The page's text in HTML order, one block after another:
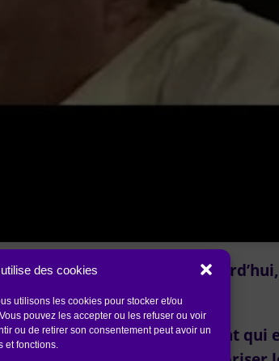
des cookies
utilisons les cookies pour stocker et/ou
pouvez les accepter ou les refuser ou voir
ou de retirer son consentement peut avoir un
et fonctions.
m’affectent encore
mon enfant intérieur.
petit à petit l’enfant qui